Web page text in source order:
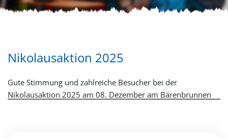
Nikolausaktion 2025
Gute Stimmung und zahlreiche Besucher bei der
Nikolausaktion 2025 am 08. Dezember am Bärenbrunnen